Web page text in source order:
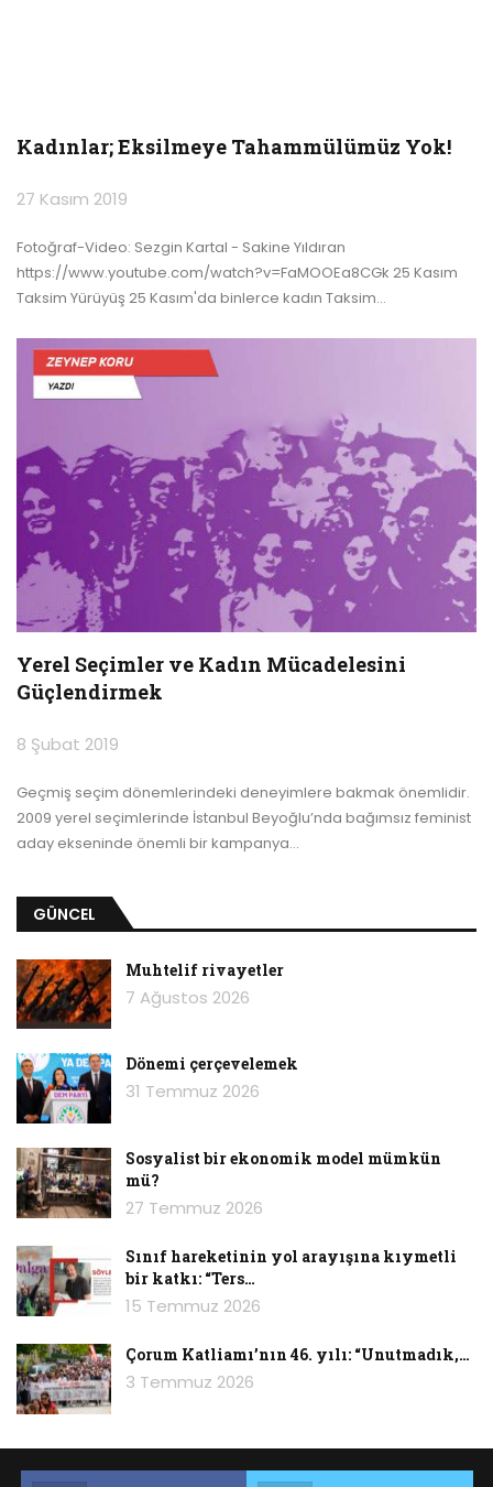
Kadınlar; Eksilmeye Tahammülümüz Yok!
27 Kasım 2019
Fotoğraf-Video: Sezgin Kartal - Sakine Yıldıran
https://www.youtube.com/watch?v=FaMOOEa8CGk 25 Kasım
Taksim Yürüyüş 25 Kasım'da binlerce kadın Taksim…
Yerel Seçimler ve Kadın Mücadelesini
Güçlendirmek
8 Şubat 2019
Geçmiş seçim dönemlerindeki deneyimlere bakmak önemlidir.
2009 yerel seçimlerinde İstanbul Beyoğlu’nda bağımsız feminist
aday ekseninde önemli bir kampanya…
GÜNCEL
Muhtelif rivayetler
7 Ağustos 2026
Dönemi çerçevelemek
31 Temmuz 2026
Sosyalist bir ekonomik model mümkün
mü?
27 Temmuz 2026
Sınıf hareketinin yol arayışına kıymetli
bir katkı: “Ters…
15 Temmuz 2026
Çorum Katliamı’nın 46. yılı: “Unutmadık,…
3 Temmuz 2026